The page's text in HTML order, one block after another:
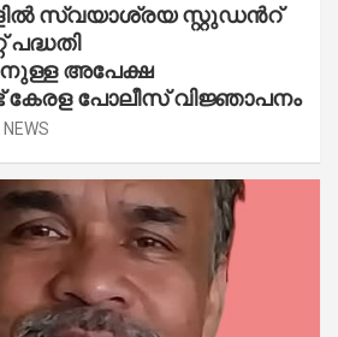
സ്വയാശ്രയ സ്റ്റുഡന്‍റ്
അപേക്ഷ
പോലീസ് വിജ്ഞാപനം